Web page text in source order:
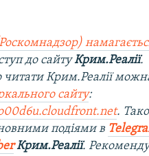
до сайтуКрим.Реалії.
Крим.Реалії
сайту:
.
подіями в
Крим.Реалії.